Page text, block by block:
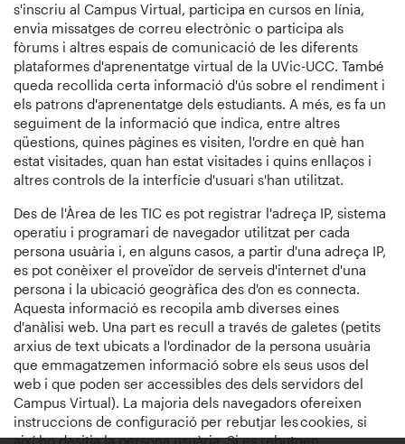
s'inscriu al Campus Virtual, participa en cursos en línia,
envia missatges de correu electrònic o participa als
fòrums i altres espais de comunicació de les diferents
plataformes d'aprenentatge virtual de la UVic-UCC. També
queda recollida certa informació d'ús sobre el rendiment i
els patrons d'aprenentatge dels estudiants. A més, es fa un
seguiment de la informació que indica, entre altres
qüestions, quines pàgines es visiten, l'ordre en què han
estat visitades, quan han estat visitades i quins enllaços i
altres controls de la interfície d'usuari s'han utilitzat.
Des de l'Àrea de les TIC es pot registrar l'adreça IP, sistema
operatiu i programari de navegador utilitzat per cada
persona usuària i, en alguns casos, a partir d'una adreça IP,
es pot conèixer el proveïdor de serveis d'internet d'una
persona i la ubicació geogràfica des d'on es connecta.
Aquesta informació es recopila amb diverses eines
d'anàlisi web. Una part es recull a través de galetes (petits
arxius de text ubicats a l'ordinador de la persona usuària
que emmagatzemen informació sobre els seus usos del
web i que poden ser accessibles des dels servidors del
Campus Virtual). La majoria dels navegadors ofereixen
instruccions de configuració per rebutjar les cookies, si